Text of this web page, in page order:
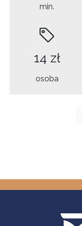
min.
14 zł
osoba